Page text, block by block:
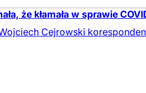
że kłamała w sprawie
Cejrowski